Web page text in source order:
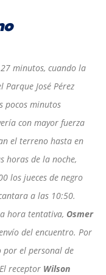
minutos, cuando la
José Pérez
pocos minutos
con mayor fuerza
el terreno hasta en
horas de la noche,
los jueces de negro
a las 10:50.
hora tentativa, Osmer
del encuentro. Por
el personal de
receptor Wilson